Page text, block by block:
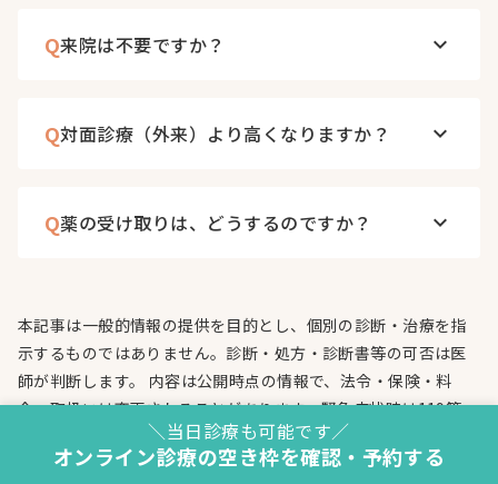
Q来院は不要ですか？ keyboard_arrow_down
Q対面診療（外来）より高くなりますか？ keyboard_arrow_down
Q薬の受け取りは、どうするのですか？ keyboard_arrow_down
本記事は一般的情報の提供を目的とし、個別の診断・治療を指
示するものではありません。診断・処方・診断書等の可否は医
師が判断します。 内容は公開時点の情報で、法令・保険・料
金・取扱いは変更されることがあります。緊急症状時は119等
へ。 外部サイトの内容は保証いたしません。法令上の責任が認
められる場合を除き、当院は本記事に基づく損害につき責任を
＼当日診療も可能です／
オンライン診療の空き枠を確認・予約する